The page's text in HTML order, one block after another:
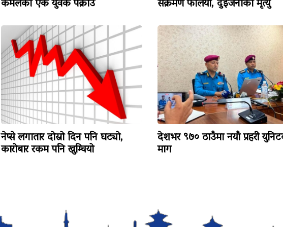
कमलका एक युवक पक्राउ संक्रमण फैलियो, दुईजनाको मृत्यु
नेप्से लगातार दोस्रो दिन पनि घट्यो,
कारोबार रकम पनि खुम्चियो
देशभर ९७० ठाउँमा नयाँ प्रहरी
माग